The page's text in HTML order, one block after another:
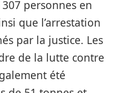
personnes en
que l’arrestation
par la justice. Les
de la lutte contre
été